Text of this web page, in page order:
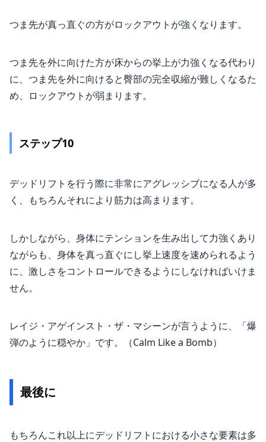
つま先が真っ直ぐの方がロックアウトが強くなります。
つま先を外に向けた方が床からの挙上が力強くなる代わり
に、つま先を外に向けると臀部の完全収縮が難しくなるた
め、ロックアウトが弱まります。
ステップ10
デッドリフトを行う際に非常にアグレッシブになる人が多
く、もちろんそれにより筋力は高まります。
しかしながら、身体にテンションを生み出して力強くあり
ながらも、身体を真っ直ぐにし挙上速度を速められるよう
に、激しさをコントロールできるようにしなければいけま
せん。
レイジ・アゲインスト・ザ・マシーンが言うように、「爆
弾のように穏やか」です。（Calm Like a Bomb）
最後に
もちろんこれ以上にデッドリフトにおける小さな要素は多